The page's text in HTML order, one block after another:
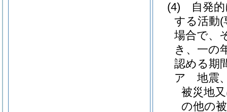
(4)
自発
する活動(
場合で、
き、一の
認める期
ア
地震
被災地
の他の